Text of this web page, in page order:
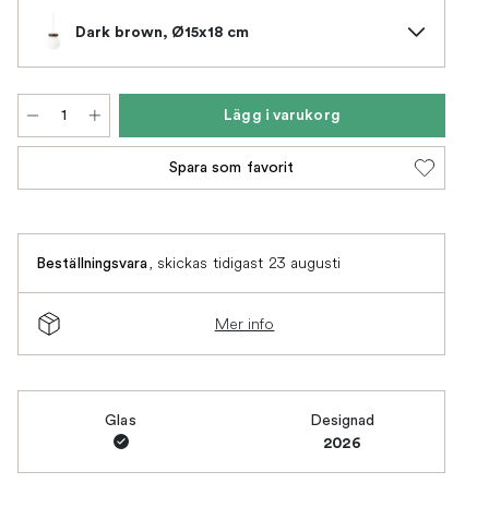
Dark brown, Ø15x18 cm
Lägg i varukorg
Spara som favorit
Beställningsvara, skickas tidigast 23 augusti
Mer info
Glas Designad
2026